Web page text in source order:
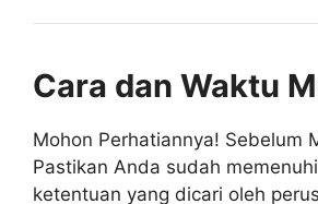
Cara dan Waktu
Mohon Perhatiannya! Sebelum
Pastikan Anda sudah
ketentuan yang dicari oleh